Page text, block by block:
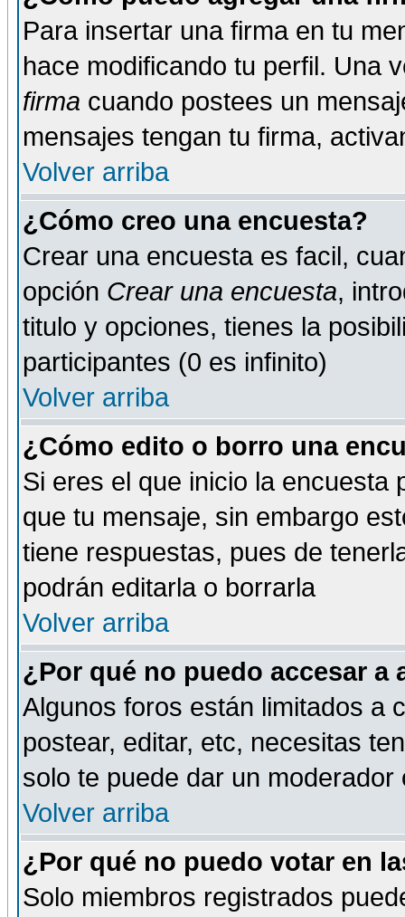
Para insertar una firma en tu
hace modificando tu perfil. Una
firma cuando postees un
mensajes tengan tu firma,
Volver arriba
¿Cómo creo una encuesta?
Crear una encuesta es facil,
opción Crear una encuesta,
titulo y opciones, tienes la
participantes (0 es infinito)
Volver arriba
¿Cómo edito o borro una
Si eres el que inicio la encuesta
que tu mensaje, sin embargo
tiene respuestas, pues de
podrán editarla o borrarla
Volver arriba
¿Por qué no puedo accesar a
Algunos foros están limitados a
postear, editar, etc, necesitas
solo te puede dar un
Volver arriba
¿Por qué no puedo votar en
Solo miembros registrados